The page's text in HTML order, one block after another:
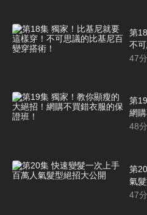
第
不
47
第
網
48
第
氣
47